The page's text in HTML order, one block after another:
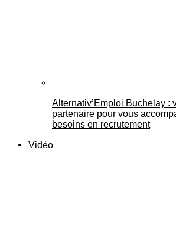
Alternativ’Emploi Buchelay :
partenaire pour vous
besoins en recrutement
Vidéo